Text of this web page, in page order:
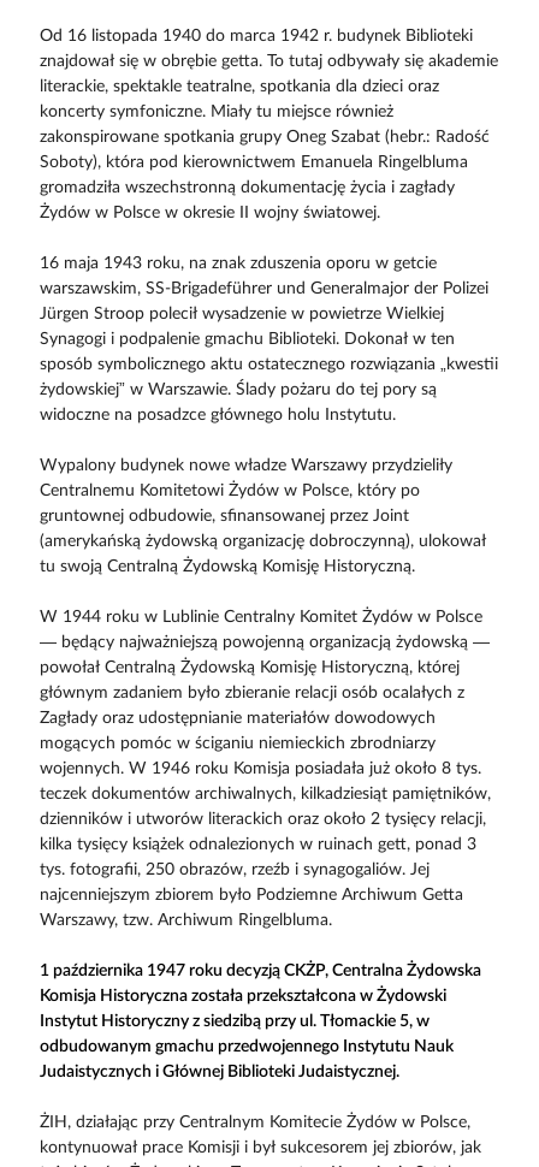
Od 16 listopada 1940 do marca 1942 r. budynek Biblioteki
znajdował się w obrębie getta. To tutaj odbywały się akademie
literackie, spektakle teatralne, spotkania dla dzieci oraz
koncerty symfoniczne. Miały tu miejsce również
zakonspirowane spotkania grupy Oneg Szabat (hebr.: Radość
Soboty), która pod kierownictwem Emanuela Ringelbluma
gromadziła wszechstronną dokumentację życia i zagłady
Żydów w Polsce w okresie II wojny światowej.
16 maja 1943 roku, na znak zduszenia oporu w getcie
warszawskim, SS-Brigadeführer und Generalmajor der Polizei
Jürgen Stroop polecił wysadzenie w powietrze Wielkiej
Synagogi i podpalenie gmachu Biblioteki. Dokonał w ten
sposób symbolicznego aktu ostatecznego rozwiązania „kwestii
żydowskiej” w Warszawie. Ślady pożaru do tej pory są
widoczne na posadzce głównego holu Instytutu.
Wypalony budynek nowe władze Warszawy przydzieliły
Centralnemu Komitetowi Żydów w Polsce, który po
gruntownej odbudowie, sfinansowanej przez Joint
(amerykańską żydowską organizację dobroczynną), ulokował
tu swoją Centralną Żydowską Komisję Historyczną.
W 1944 roku w Lublinie Centralny Komitet Żydów w Polsce
— będący najważniejszą powojenną organizacją żydowską —
powołał Centralną Żydowską Komisję Historyczną, której
głównym zadaniem było zbieranie relacji osób ocalałych z
Zagłady oraz udostępnianie materiałów dowodowych
mogących pomóc w ściganiu niemieckich zbrodniarzy
wojennych. W 1946 roku Komisja posiadała już około 8 tys.
teczek dokumentów archiwalnych, kilkadziesiąt pamiętników,
dzienników i utworów literackich oraz około 2 tysięcy relacji,
kilka tysięcy książek odnalezionych w ruinach gett, ponad 3
tys. fotografii, 250 obrazów, rzeźb i synagogaliów. Jej
najcenniejszym zbiorem było Podziemne Archiwum Getta
Warszawy, tzw. Archiwum Ringelbluma.
1 października 1947 roku decyzją CKŻP, Centralna Żydowska
Komisja Historyczna została przekształcona w Żydowski
Instytut Historyczny z siedzibą przy ul. Tłomackie 5, w
odbudowanym gmachu przedwojennego Instytutu Nauk
Judaistycznych i Głównej Biblioteki Judaistycznej.
ŻIH, działając przy Centralnym Komitecie Żydów w Polsce,
kontynuował prace Komisji i był sukcesorem jej zbiorów, jak